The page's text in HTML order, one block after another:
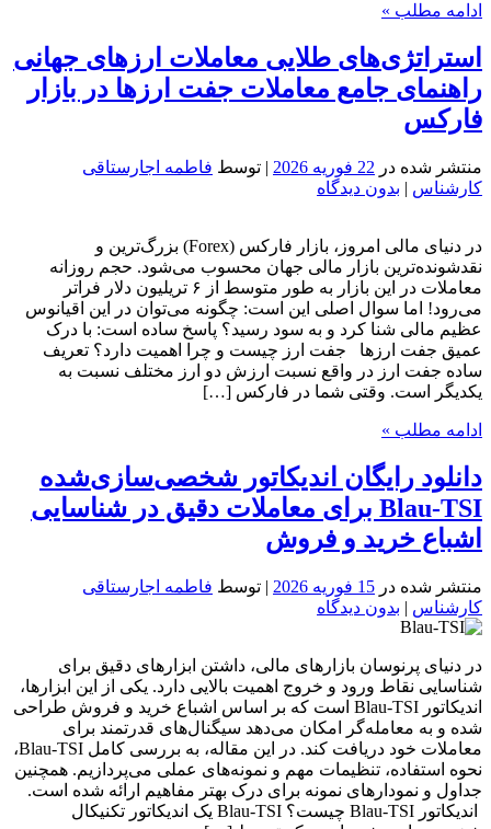
ادامه مطلب »
استراتژی‌های طلایی معاملات ارزهای جهانی
راهنمای جامع معاملات جفت ارزها در بازار
فارکس
منتشر شده در 22 فوریه 2026 | توسط فاطمه اجارستاقی
کارشناس | بدون دیدگاه
در دنیای مالی امروز، بازار فارکس (Forex) بزرگ‌ترین و
نقدشونده‌ترین بازار مالی جهان محسوب می‌شود. حجم روزانه
معاملات در این بازار به طور متوسط از ۶ تریلیون دلار فراتر
می‌رود! اما سوال اصلی این است: چگونه می‌توان در این اقیانوس
عظیم مالی شنا کرد و به سود رسید؟ پاسخ ساده است: با درک
عمیق جفت ارزها جفت ارز چیست و چرا اهمیت دارد؟ تعریف
ساده جفت ارز در واقع نسبت ارزش دو ارز مختلف نسبت به
یکدیگر است. وقتی شما در فارکس […]
ادامه مطلب »
دانلود رایگان اندیکاتور شخصی‌سازی‌شده
Blau-TSI برای معاملات دقیق در شناسایی
اشباع خرید و فروش
منتشر شده در 15 فوریه 2026 | توسط فاطمه اجارستاقی
کارشناس | بدون دیدگاه
در دنیای پرنوسان بازارهای مالی، داشتن ابزارهای دقیق برای
شناسایی نقاط ورود و خروج اهمیت بالایی دارد. یکی از این ابزارها،
اندیکاتور Blau-TSI است که بر اساس اشباع خرید و فروش طراحی
شده و به معامله‌گر امکان می‌دهد سیگنال‌های قدرتمند برای
معاملات خود دریافت کند. در این مقاله، به بررسی کامل Blau-TSI،
نحوه استفاده، تنظیمات مهم و نمونه‌های عملی می‌پردازیم. همچنین
جداول و نمودارهای نمونه برای درک بهتر مفاهیم ارائه شده است.
اندیکاتور Blau-TSI چیست؟ Blau-TSI یک اندیکاتور تکنیکال